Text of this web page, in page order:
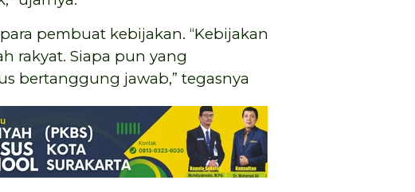
pembuat kebijakan. “Kebijakan
rakyat. Siapa pun yang
bertanggung jawab,” tegasnya